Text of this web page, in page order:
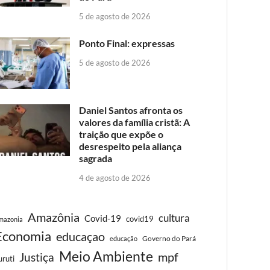
5 de agosto de 2026
Ponto Final: expressas
5 de agosto de 2026
Daniel Santos afronta os
valores da família cristã: A
traição que expõe o
desrespeito pela aliança
sagrada
4 de agosto de 2026
Amazônia Covid-19 covid19 cultura
educaçao educação Governo do Pará
Justiça Meio Ambiente mpf